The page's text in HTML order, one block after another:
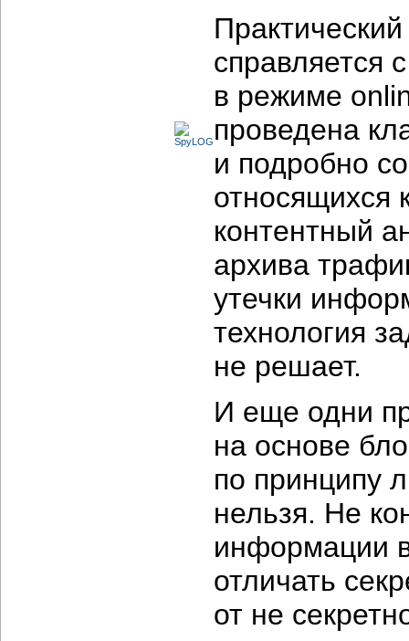
справляется
в режиме
проведена
и подробно
относящихся
контентный
архива
утечки
технология
не решает.
И еще одни
на основе
по принципу
нельзя. Не
информации
отличать
от не